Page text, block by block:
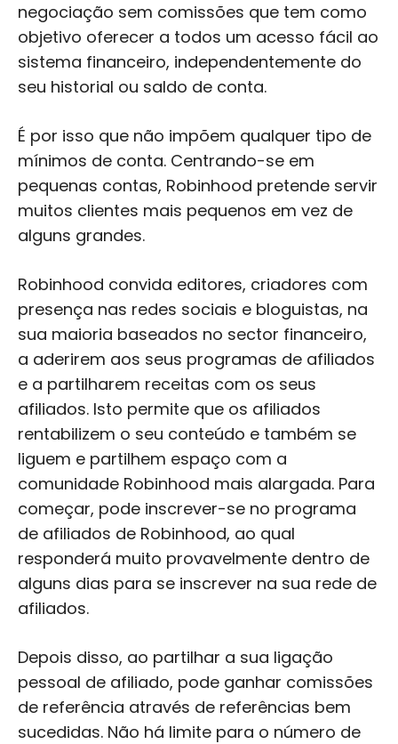
negociação sem comissões que tem como
objetivo oferecer a todos um acesso fácil ao
sistema financeiro, independentemente do
seu historial ou saldo de conta.
É por isso que não impõem qualquer tipo de
mínimos de conta. Centrando-se em
pequenas contas, Robinhood pretende servir
muitos clientes mais pequenos em vez de
alguns grandes.
Robinhood convida editores, criadores com
presença nas redes sociais e bloguistas, na
sua maioria baseados no sector financeiro,
a aderirem aos seus programas de afiliados
e a partilharem receitas com os seus
afiliados. Isto permite que os afiliados
rentabilizem o seu conteúdo e também se
liguem e partilhem espaço com a
comunidade Robinhood mais alargada. Para
começar, pode inscrever-se no programa
de afiliados de Robinhood, ao qual
responderá muito provavelmente dentro de
alguns dias para se inscrever na sua rede de
afiliados.
Depois disso, ao partilhar a sua ligação
pessoal de afiliado, pode ganhar comissões
de referência através de referências bem
sucedidas. Não há limite para o número de